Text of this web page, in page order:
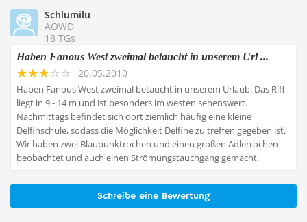
Schlumilu
AOWD
18 TGs
Haben Fanous West zweimal betaucht in unserem Url ...
20.05.2010
Haben Fanous West zweimal betaucht in unserem Urlaub. Das Riff
liegt in 9 - 14 m und ist besonders im westen sehenswert.
Nachmittags befindet sich dort ziemlich häufig eine kleine
Delfinschule, sodass die Möglichkeit Delfine zu treffen gegeben ist.
Wir haben zwei Blaupunktrochen und einen großen Adlerrochen
beobachtet und auch einen Strömungstauchgang gemacht.
Schreibe eine Bewertung